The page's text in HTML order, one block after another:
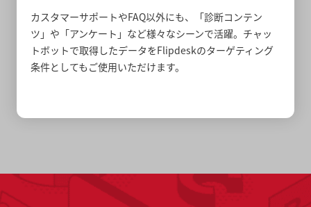
カスタマーサポートやFAQ以外にも、「診断コンテン
ツ」や「アンケート」など様々なシーンで活躍。チャッ
トボットで取得したデータをFlipdeskのターゲティング
条件としてもご使用いただけます。